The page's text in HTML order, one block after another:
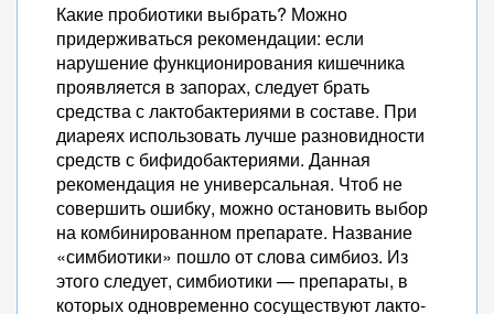
Какие пробиотики выбрать? Можно
придерживаться рекомендации: если
нарушение функционирования кишечника
проявляется в запорах, следует брать
средства с лактобактериями в составе. При
диареях использовать лучше разновидности
средств с бифидобактериями. Данная
рекомендация не универсальная. Чтоб не
совершить ошибку, можно остановить выбор
на комбинированном препарате. Название
«симбиотики» пошло от слова симбиоз. Из
этого следует, симбиотики — препараты, в
которых одновременно сосуществуют лакто-